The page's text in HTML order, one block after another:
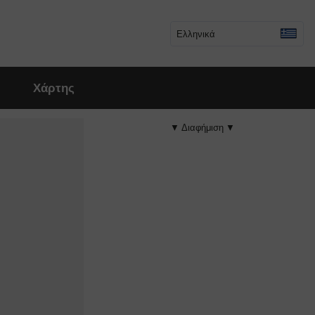
Ελληνικά
Χάρτης
▼ Διαφήμιση ▼